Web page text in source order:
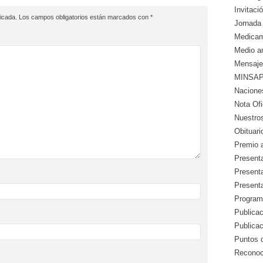
Los campos obligatorios están marcados con *
Jornada
Medio
Nota
Premio
Puntos